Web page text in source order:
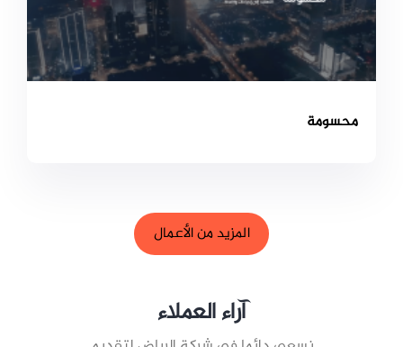
محسومة
المزيد من الأعمال
آراء العملاء